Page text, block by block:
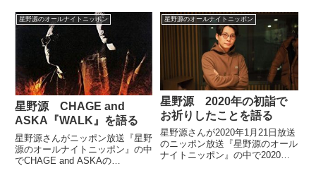
Mitski『Your Best American
Girl』を紹介していました。
悶絶させていました。#星野源
ANN お聴き頂きありがとうござ
いました！本日は音楽ジャーナ
星野源のオールナイトニッポン
星野源 CHAGE and
ASKA『WALK』を語る
星野源さんがニッポン放送『星野
源のオールナイトニッポン』の中
でCHAGE and ASKAの
星野源のオールナイトニッポン
星野源 2020年の初詣で
お祈りしたことを語る
星野源さんが2020年1月21日放送
のニッポン放送『星野源のオール
ナイトニッポン』の中で2020年